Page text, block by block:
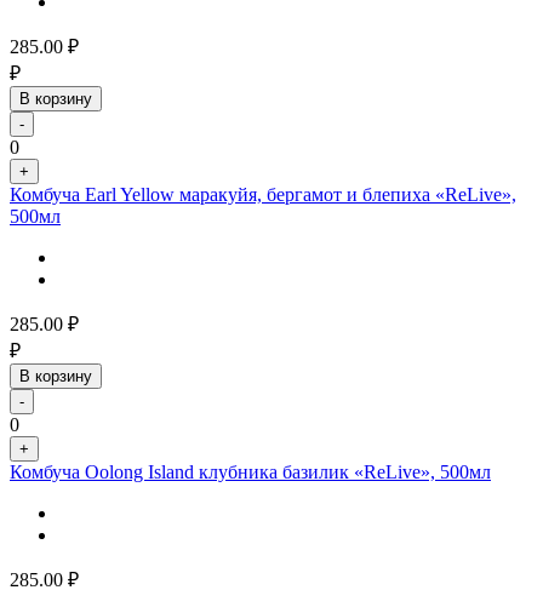
285.00 ₽
₽
В корзину
-
0
+
Комбуча Earl Yellow маракуйя, бергамот и блепиха «ReLive»,
500мл
285.00 ₽
₽
В корзину
-
0
+
Комбуча Oolong Island клубника базилик «ReLive», 500мл
285.00 ₽